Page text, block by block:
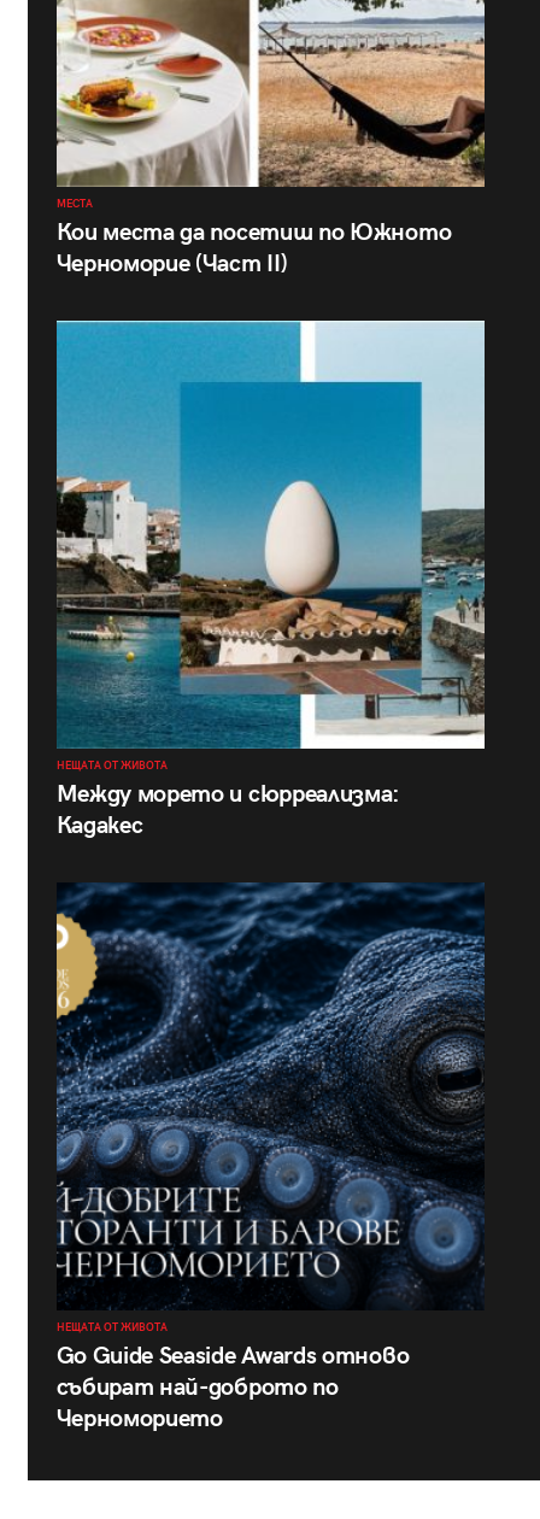
МЕСТА
Кои места да посетиш по Южното
Черноморие (Част II)
НЕЩАТА ОТ ЖИВОТА
Между морето и сюрреализма:
Кадакес
НЕЩАТА ОТ ЖИВОТА
Go Guide Seaside Awards отново
събират най-доброто по
Черноморието